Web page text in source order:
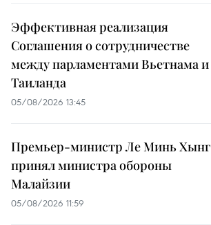
Эффективная реализация
Соглашения о сотрудничестве
между парламентами Вьетнама и
Таиланда
05/08/2026 13:45
Премьер-министр Ле Минь Хынг
принял министра обороны
Малайзии
05/08/2026 11:59